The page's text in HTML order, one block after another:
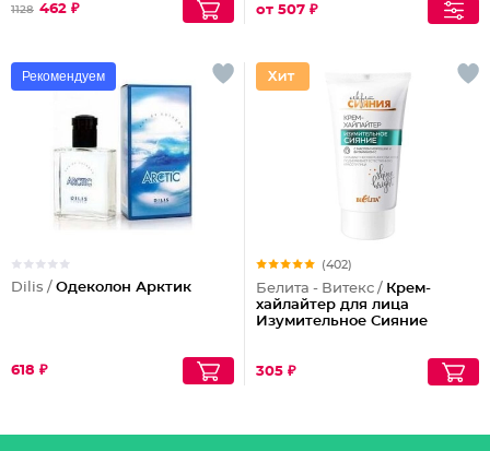
1128 462 ₽ от 507 ₽
Рекомендуем
Dilis / Одеколон Арктик
618 ₽
(402)
Белита - Витекс / Крем-
хайлайтер для лица
Изумительное Сияние
305 ₽